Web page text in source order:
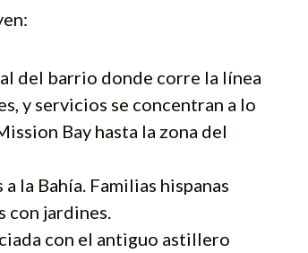
del barrio donde corre la línea
y servicios se concentran a lo
Bay hasta la zona del
la Bahía. Familias hispanas
con jardines.
con el antiguo astillero